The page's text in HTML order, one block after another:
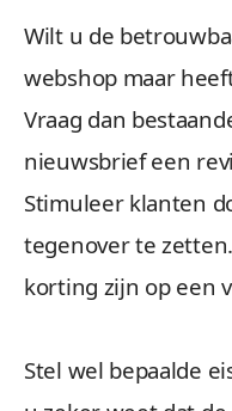
Wilt u de
webshop maar
Vraag dan
nieuwsbrief een
Stimuleer klanten
tegenover te
korting zijn op een
Stel wel bepaalde